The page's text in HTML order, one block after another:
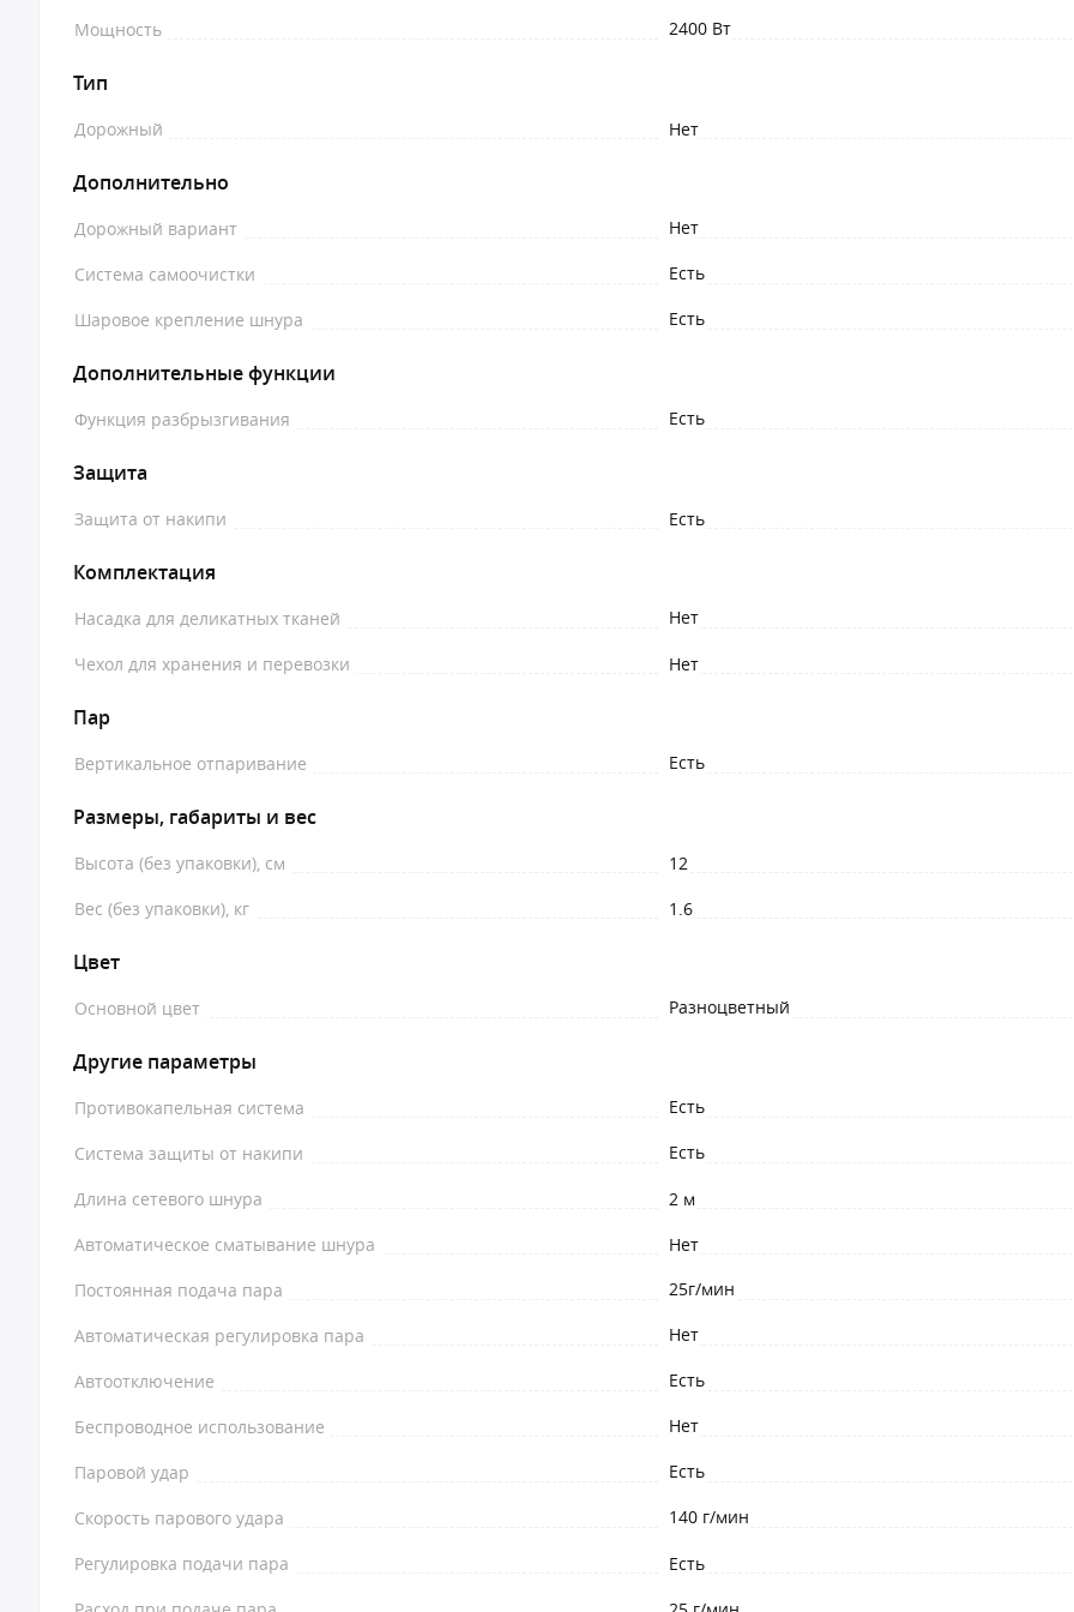
Мощность 2400 Вт
Тип
Дорожный Нет
Дополнительно
Дорожный вариант Нет
Система самоочистки Есть
Шаровое крепление шнура Есть
Дополнительные функции
Функция разбрызгивания Есть
Защита
Защита от накипи Есть
Комплектация
Насадка для деликатных тканей Нет
Чехол для хранения и перевозки Нет
Пар
Вертикальное отпаривание Есть
Размеры, габариты и вес
Высота (без упаковки), см
12
Вес (без упаковки), кг
1.6
Цвет
Основной цвет Разноцветный
Другие параметры
Противокапельная система Есть
Система защиты от накипи Есть
Длина сетевого шнура
2 м
Автоматическое сматывание шнура
Нет
Постоянная подача пара
25г/мин
Автоматическая регулировка пара Нет
Автоотключение Есть
Беспроводное использование Нет
Паровой удар Есть
Скорость парового удара 140 г/мин
Регулировка подачи пара
Есть